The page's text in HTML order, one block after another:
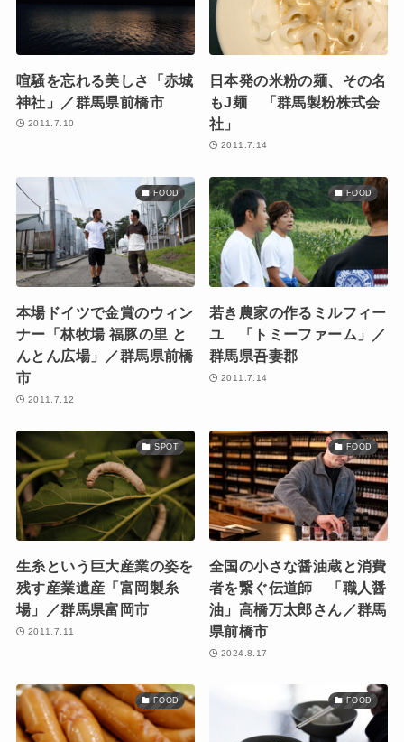
喧騒を忘れる美しさ「赤城
神社」／群馬県前橋市
2011.7.10
日本発の米粉の麺、その名
もJ麺 「群馬製粉株式会
社」
2011.7.14
FOOD
本場ドイツで金賞のウィン
ナー「林牧場 福豚の里 と
んとん広場」／群馬県前橋
市
2011.7.12
FOOD
若き農家の作るミルフィー
ユ 「トミーファーム」／
群馬県吾妻郡
2011.7.14
SPOT
生糸という巨大産業の姿を
残す産業遺産「富岡製糸
場」／群馬県富岡市
2011.7.11
FOOD
全国の小さな醤油蔵と消費
者を繋ぐ伝道師 「職人醤
油」高橋万太郎さん／群馬
県前橋市
2024.8.17
FOOD FOOD